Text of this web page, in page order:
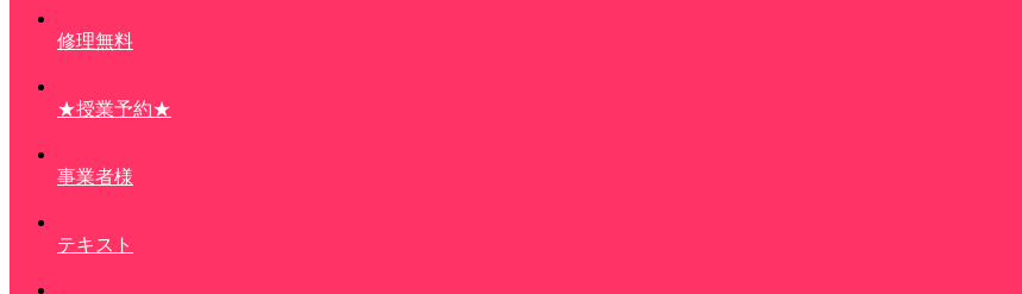
修理無料
★授業予約★
事業者様
テキスト